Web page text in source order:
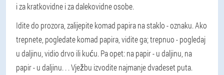
i za kratkovidne i za dalekovidne osobe.
Idite do prozora, zalijepite komad papira na staklo - oznaku. Ako
trepnete, pogledate komad papira, vidite ga; trepnuo - pogledaj
u daljinu, vidio drvo ili kuću. Pa opet: na papir - u daljinu, na
papir - u daljinu. . . Vježbu izvodite najmanje dvadeset puta.